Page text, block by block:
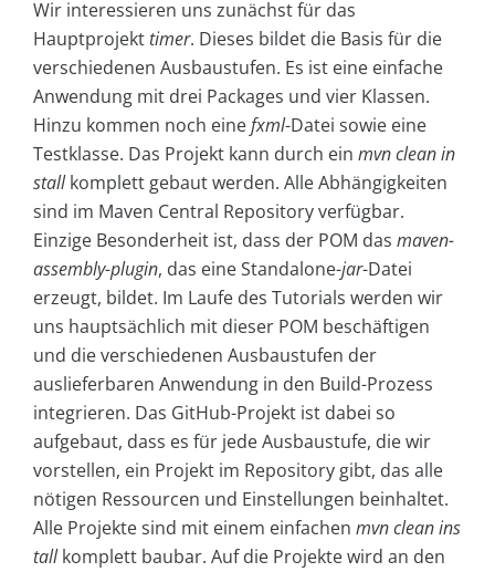
Wir interessieren uns zunächst für das
Hauptprojekttimer. Dieses bildet die Basis für die
verschiedenen Ausbaustufen. Es ist eine einfache
Anwendung mit drei Packages und vier Klassen.
Hinzu kommen noch einefxml-Datei sowie eine
Testklasse. Das Projekt kann durch ein mvn clean in
stallkomplett gebaut werden. Alle Abhängigkeiten
sind im Maven Central Repository verfügbar.
Einzige Besonderheit ist, dass der POM das maven-
assembly-plugin, das eine Standalone-jar-Datei
erzeugt, bildet. Im Laufe des Tutorials werden wir
uns hauptsächlich mit dieser POM beschäftigen
und die verschiedenen Ausbaustufen der
auslieferbaren Anwendung in den Build-Prozess
integrieren. Das GitHub-Projekt ist dabei so
aufgebaut, dass es für jede Ausbaustufe, die wir
vorstellen, ein Projekt im Repository gibt, das alle
nötigen Ressourcen und Einstellungen beinhaltet.
Alle Projekte sind mit einem einfachen mvn clean ins
tallkomplett baubar. Auf die Projekte wird an den